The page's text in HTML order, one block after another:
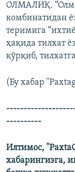
ОЛМАЛИҚ.
комбинатидан
теримига
ҳақида тилхат
қўрқиб,
(Бу хабар
----------
Илтимос,
хабарингизга,